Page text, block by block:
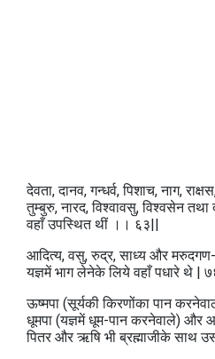
देवता, दानव, गन्धर्व, पिशाच, नाग,
तुम्बुरु, नारद, विश्वावसु, विश्वसेन
वहाँ उपस्थित थीं ।। ६३||
आदित्य, वसु, रुद्र, साध्य और
यज्ञमें भाग लेनेके लिये वहाँ पधारे थे |
ऊष्मपा (सूर्यकी किरणोंका पान
धूमपा (यज्ञमें धूम-पान करनेवाले) और
पितर और ऋषि भी ब्रह्माजीके साथ